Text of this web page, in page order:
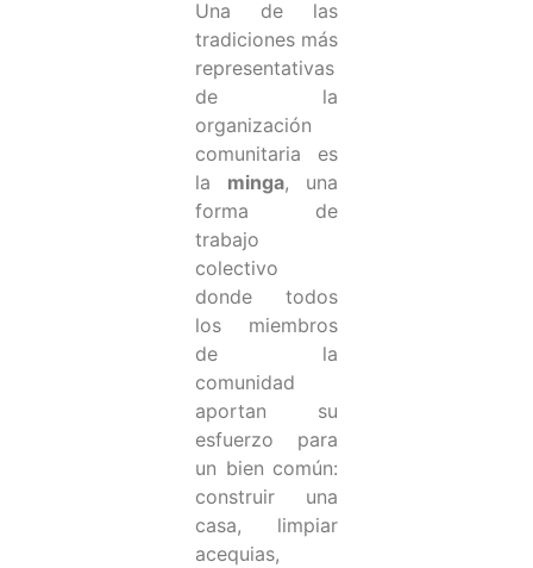
Una de las
tradiciones más
representativas
de la
organización
comunitaria es
la minga, una
forma de
trabajo
colectivo
donde todos
los miembros
de la
comunidad
aportan su
esfuerzo para
un bien común:
construir una
casa, limpiar
acequias,